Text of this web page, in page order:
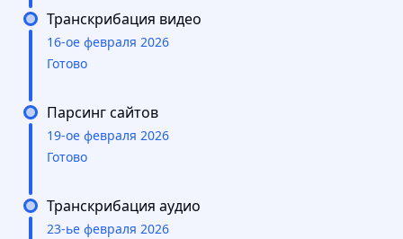
Транскрибация видео
16-ое февраля 2026
Готово
Парсинг сайтов
19-ое февраля 2026
Готово
Транскрибация аудио
23-ье февраля 2026